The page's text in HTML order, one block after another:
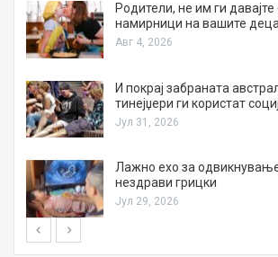
Родители, не им ги давајте
намирници на вашите
Авг 4, 2026
И покрај забраната
тинејџери ги користат
Јул 31, 2026
Лажно ехо за
нездрави грицки
Јул 29, 2026